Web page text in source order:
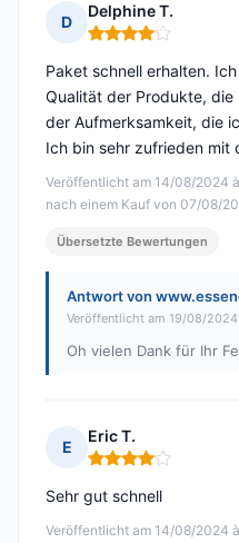
D
Delphine T.
Hinweis: 4 von 5
Veröffentlicht am 14/08/2024
nach einem Kauf von 07/08/
Paket schnell erhalten.
Qualität der Produkte,
der Aufmerksamkeit, die
Ich bin sehr zufrieden mit
Übersetzte Bewertungen
Antwort von
Veröffentlicht am 19/08/2024
Oh vielen Dank für Ihr
E
Eric T.
Hinweis: 4 von 5
Veröffentlicht am 14/08/2024
Sehr gut schnell